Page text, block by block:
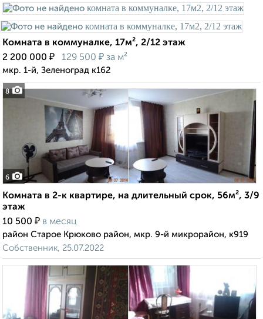
8
Комната в коммуналке, 17м², 2/12 этаж
2 200 000 ₽ 129 500 ₽ за м²
мкр. 1-й, Зеленоград к162
6
Комната в 2-к квартире, на длительный срок, 56м², 3/9
этаж
10 500 ₽ в месяц
район Старое Крюково район, мкр. 9-й микрорайон, к919
Собственник, 25.07.2022